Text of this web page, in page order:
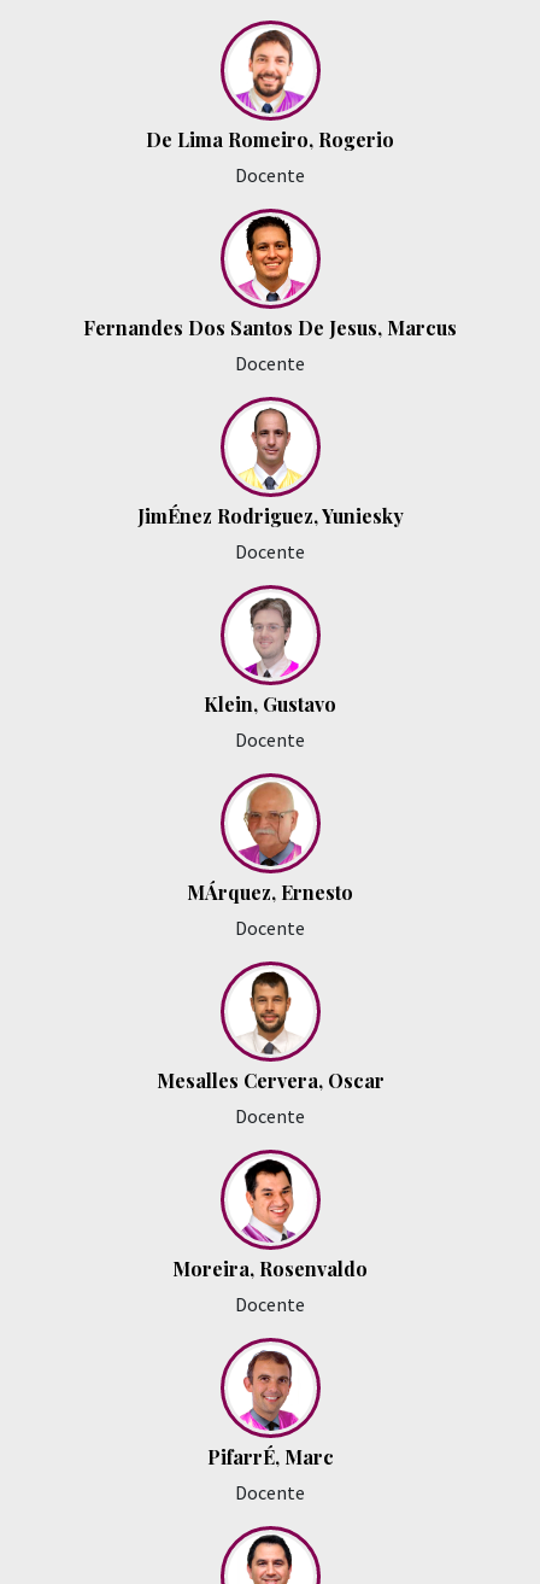
De Lima Romeiro, Rogerio
Docente
Fernandes Dos Santos De Jesus, Marcus
Docente
JimÉnez Rodriguez, Yuniesky
Docente
Klein, Gustavo
Docente
MÁrquez, Ernesto
Docente
Mesalles Cervera, Oscar
Docente
Moreira, Rosenvaldo
Docente
PifarrÉ, Marc
Docente